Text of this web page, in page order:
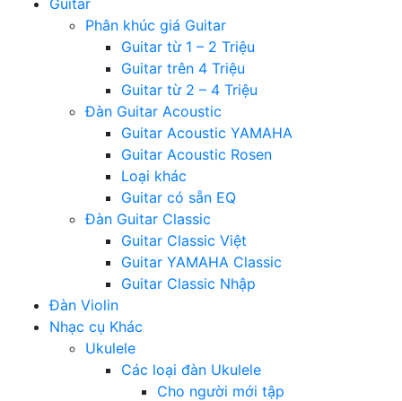
Guitar
Phân khúc giá Guitar
Guitar từ 1 – 2 Triệu
Guitar trên 4 Triệu
Guitar từ 2 – 4 Triệu
Đàn Guitar Acoustic
Guitar Acoustic YAMAHA
Guitar Acoustic Rosen
Loại khác
Guitar có sẵn EQ
Đàn Guitar Classic
Guitar Classic Việt
Guitar YAMAHA Classic
Guitar Classic Nhập
Đàn Violin
Nhạc cụ Khác
Ukulele
Các loại đàn Ukulele
Cho người mới tập